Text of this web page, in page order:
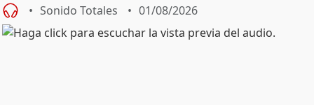
Sonido Totales 01/08/2026